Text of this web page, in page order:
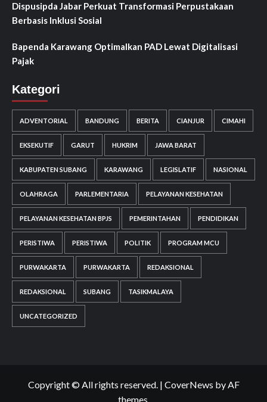
Dispusipda Jabar Perkuat Transformasi Perpustakaan
Berbasis Inklusi Sosial
Bapenda Karawang Optimalkan PAD Lewat Digitalisasi
Pajak
Kategori
ADVENTORIAL BANDUNG BERITA CIANJUR CIMAHI
EKSEKUTIF GARUT HUKRIM JAWA BARAT
KABUPATEN SUBANG KARAWANG LEGISLATIF NASIONAL
OLAHRAGA PARLEMENTARIA PELAYANAN KESEHATAN
PELAYANAN KESEHATAN BPJS PEMERINTAHAN PENDIDIKAN
PERISTIWA PERISTIWA POLITIK PROGRAM MCU
PURWAKARTA PURWAKARTA REDAKSIONAL
REDAKSIONAL SUBANG TASIKMALAYA
UNCATEGORIZED
Copyright © All rights reserved. | CoverNews by AF
themes.